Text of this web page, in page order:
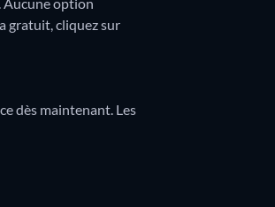
gratuit, cliquez sur
dès maintenant. Les